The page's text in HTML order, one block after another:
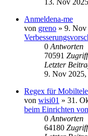
13. Nov
Anmeldena-me
von greno » 9. Nov
0 Antworten
70591
Letzter
9. Nov 2025,
Regex für
von wisi01 » 31.
beim Einrichten
0 Antworten
64180